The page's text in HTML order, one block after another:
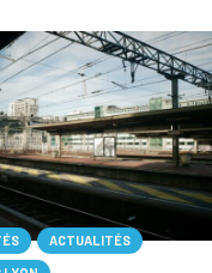
ACTUALITÉS